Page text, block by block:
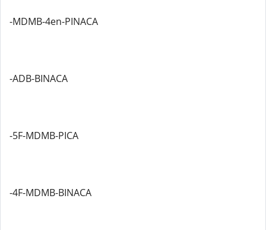
-MDMB-4en-PINACA
-ADB-BINACA
-5F-MDMB-PICA
-4F-MDMB-BINACA